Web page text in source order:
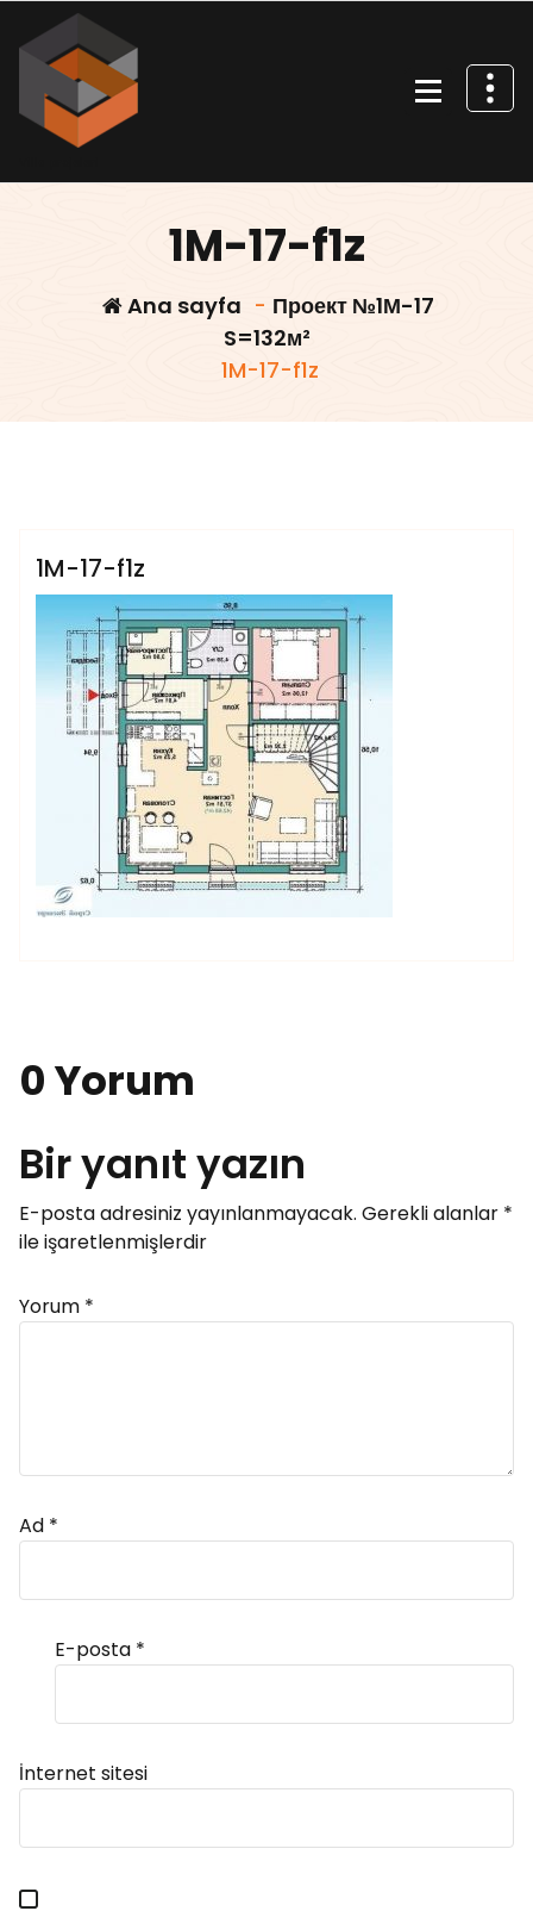
geç
1M-17-f1z
Ana sayfa - Проект №1М-17
S=132м²
1M-17-f1z
1M-17-f1z
0 Yorum
Bir yanıt yazın
E-posta adresiniz yayınlanmayacak. Gerekli alanlar *
ile işaretlenmişlerdir
Yorum *
Ad *
E-posta *
İnternet sitesi
Alternative: